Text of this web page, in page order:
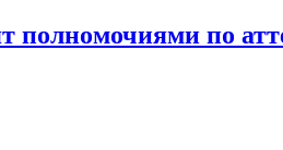
полномочиями по